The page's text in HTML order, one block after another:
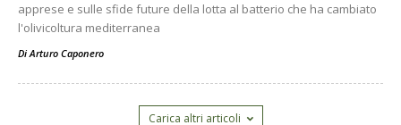
apprese e sulle sfide future della lotta al batterio che ha cambiato
l'olivicoltura mediterranea
DiArturo Caponero
Carica altri articoli